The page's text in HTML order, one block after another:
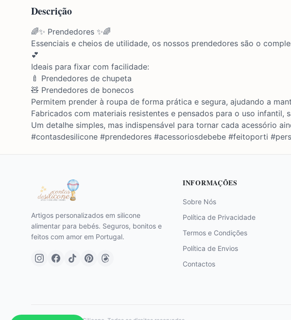
Descrição
🌈✨ Prendedores ✨🌈
Essenciais e cheios de utilidade, os nossos prendedores são o
💕
Ideais para fixar com facilidade:
🍼 Prendedores de chupeta
🧸 Prendedores de bonecos
Permitem prender à roupa de forma prática e segura, ajudando a
Fabricados com materiais resistentes e pensados para o uso
Um detalhe simples, mas indispensável para tornar cada acessório
#contasdesilicone #prendedores #acessoriosdebebe #feitoporti
Artigos personalizados em silicone
alimentar para bebés. Seguros, bonitos e
feitos com amor em Portugal.
INFORMAÇÕES
Sobre Nós
Política de Privacidade
Termos e Condições
Política de Envios
Contactos